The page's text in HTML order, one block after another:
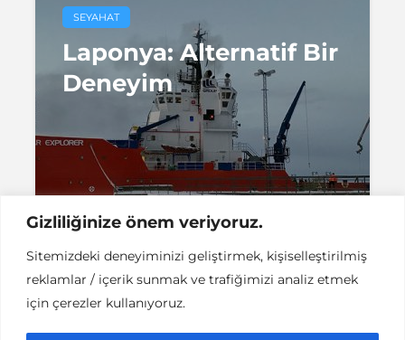
Gizliliğinize önem veriyoruz.
Sitemizdeki deneyiminizi geliştirmek, kişiselleştirilmiş
reklamlar / içerik sunmak ve trafiğimizi analiz etmek
için çerezler kullanıyoruz.
SEYAHAT
Laponya: Alternatif Bir
Deneyim
Deniz Küzeci